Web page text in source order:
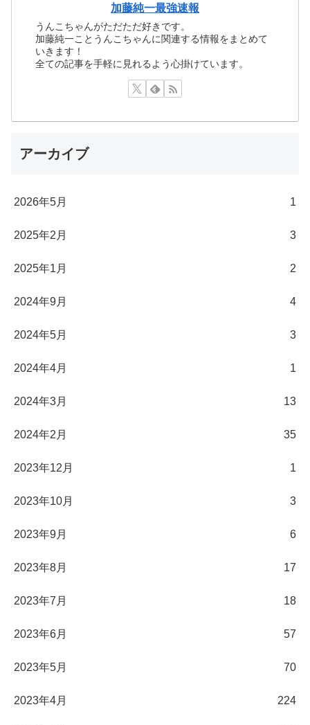
加藤純一最強速報
うんこちゃんがただただ好きです。
加藤純一ことうんこちゃんに関連する情報をまとめて
いきます！
全ての記事を手軽に見れるよう心掛けています。
アーカイブ
2026年5月 1
2025年2月 3
2025年1月 2
2024年9月 4
2024年5月 3
2024年4月 1
2024年3月 13
2024年2月 35
2023年12月 1
2023年10月 3
2023年9月 6
2023年8月 17
2023年7月 18
2023年6月 57
2023年5月 70
2023年4月 224